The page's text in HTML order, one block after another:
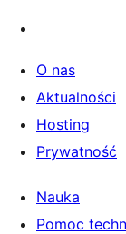
O nas
Aktualności
Hosting
Prywatność
Nauka
Pomoc